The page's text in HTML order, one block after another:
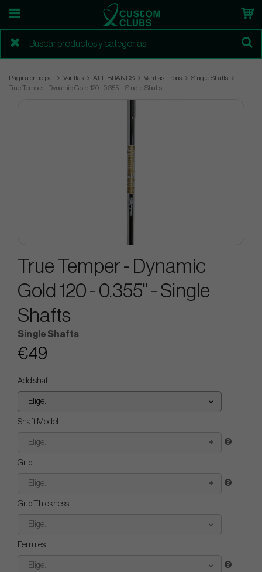
Página principal Varillas ALL BRANDS Varillas - Irons
Single Shafts
True Temper - Dynamic Gold 120 - 0.355" - Single Shafts
True Temper - Dynamic
Gold 120 - 0.355" - Single
Shafts
Single Shafts
€49
Add shaft
Elige...
Shaft Model
Elige...
Grip
Elige...
Grip Thickness
Elige...
Ferrules
Elige...